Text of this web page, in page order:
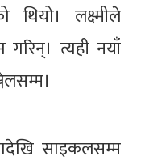
थियो। लक्ष्मीले
त्यही नयाँ
साइकलसम्म